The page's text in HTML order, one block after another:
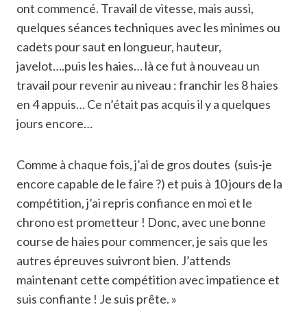
ont commencé. Travail de vitesse, mais aussi,
quelques séances techniques avec les minimes ou
cadets pour saut en longueur, hauteur,
javelot….puis les haies… là ce fut à nouveau un
travail pour revenir au niveau : franchir les 8 haies
en 4 appuis… Ce n’était pas acquis il y a quelques
jours encore…
Comme à chaque fois, j’ai de gros doutes (suis-je
encore capable de le faire ?) et puis à 10 jours de la
compétition, j’ai repris confiance en moi et le
chrono est prometteur ! Donc, avec une bonne
course de haies pour commencer, je sais que les
autres épreuves suivront bien. J’attends
maintenant cette compétition avec impatience et
suis confiante ! Je suis prête. »